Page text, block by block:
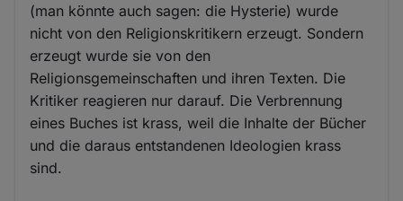
(man könnte auch sagen: die Hysterie) wurde
nicht von den Religionskritikern erzeugt. Sondern
erzeugt wurde sie von den
Religionsgemeinschaften und ihren Texten. Die
Kritiker reagieren nur darauf. Die Verbrennung
eines Buches ist krass, weil die Inhalte der Bücher
und die daraus entstandenen Ideologien krass
sind.